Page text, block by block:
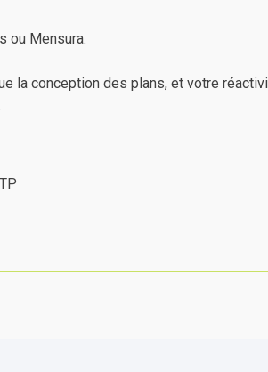
ou Mensura.
la conception des plans, et votre